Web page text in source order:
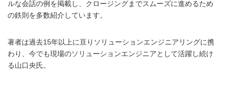
ルな会話の例を掲載し、クロージングまでスムーズに進めるため
の鉄則を多数紹介しています。
著者は過去15年以上に亘りソリューションエンジニアリングに携
わり、今でも現場のソリューションエンジニアとして活躍し続け
る山口央氏。